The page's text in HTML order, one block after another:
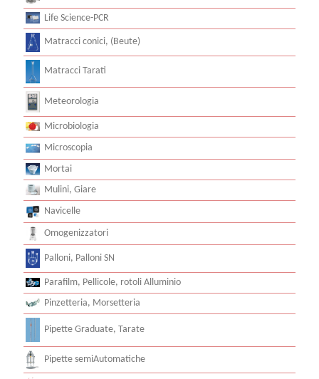
Life Science-PCR
Matracci conici, (Beute)
Matracci Tarati
Meteorologia
Microbiologia
Microscopia
Mortai
Mulini, Giare
Navicelle
Omogenizzatori
Palloni, Palloni SN
Parafilm, Pellicole, rotoli Alluminio
Pinzetteria, Morsetteria
Pipette Graduate, Tarate
Pipette semiAutomatiche